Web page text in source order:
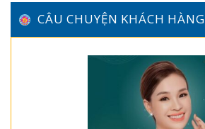
CÂU CHUYỆN KHÁCH HÀNG